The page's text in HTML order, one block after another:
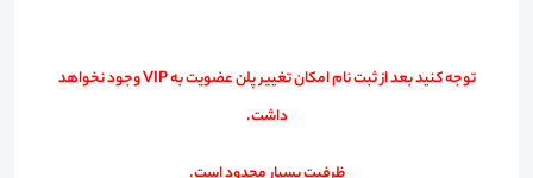
توجه کنید بعد از ثبت نام امکان تغییر پلن عضویت به VIP وجود نخواهد
داشت.